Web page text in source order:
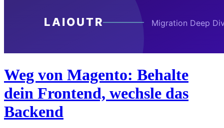
Weg von Magento: Behalte
dein Frontend, wechsle das
Backend